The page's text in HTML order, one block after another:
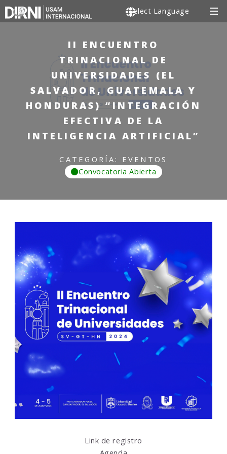
II ENCUENTRO
TRINACIONAL DE
UNIVERSIDADES (EL
SALVADOR, GUATEMALA Y
HONDURAS) “INTEGRACIÓN
EFECTIVA DE LA
INTELIGENCIA ARTIFICIAL”
CATEGORÍA: EVENTOS
Convocatoria Abierta
Link de registro